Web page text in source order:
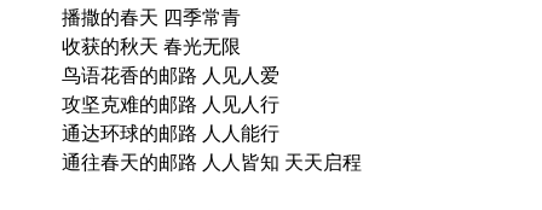
播撒的春天 四季常青
收获的秋天 春光无限
鸟语花香的邮路 人见人爱
攻坚克难的邮路 人见人行
通达环球的邮路 人人能行
通往春天的邮路 人人皆知 天天启程